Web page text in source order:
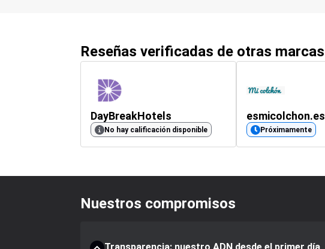
Reseñas verificadas de otras marcas
DayBreakHotels
No hay calificación disponible
esmicolchon.es
Próximamente
Nuestros compromisos